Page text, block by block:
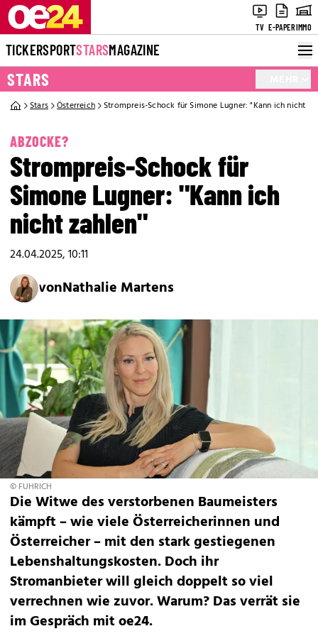
TV E-PAPERIMMO
TICKERSPORTSTARSMAGAZINE
STARS
Stars Österreich Strompreis-Schock für Simone Lugner: "Kann ich nicht
ABZOCKE?
Strompreis-Schock für
Simone Lugner: "Kann ich
nicht zahlen"
24.04.2025, 10:11
vonNathalie Martens
© FUHRICH
Die Witwe des verstorbenen Baumeisters
kämpft – wie viele Österreicherinnen und
Österreicher – mit den stark gestiegenen
Lebenshaltungskosten. Doch ihr
Stromanbieter will gleich doppelt so viel
verrechnen wie zuvor. Warum? Das verrät sie
im Gespräch mit oe24.